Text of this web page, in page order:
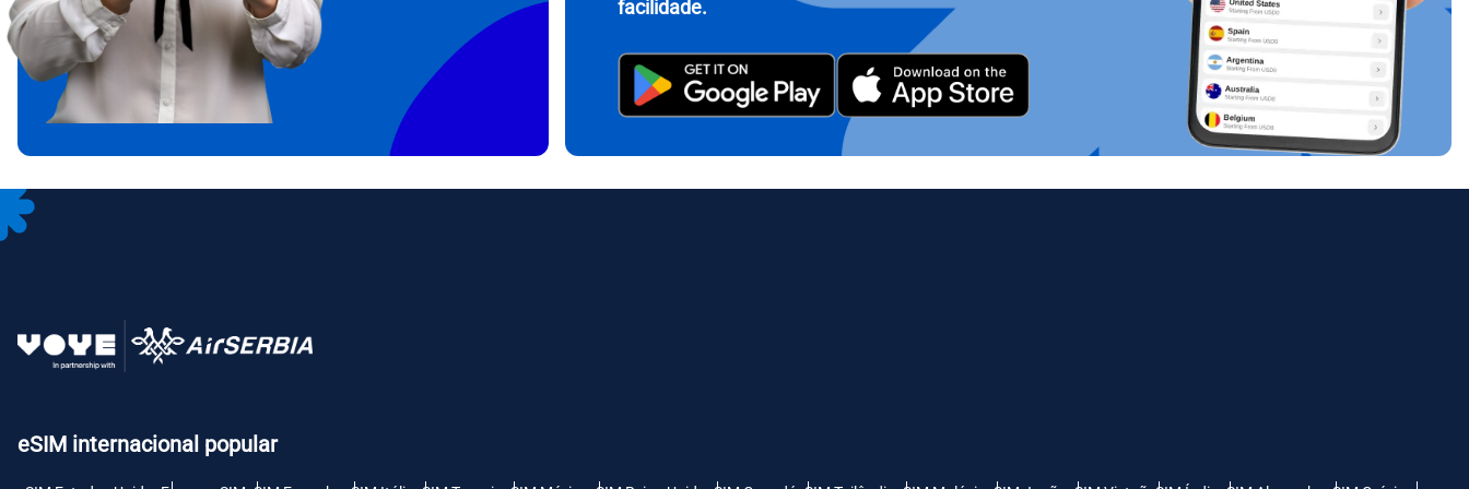
facilidade.
eSIM internacional popular
繁體中文 עברית
한국어
IDR - Rúpia Indonésia
GBP - Libra Esterlina
AED - Dirham Dos Emirados Árabes